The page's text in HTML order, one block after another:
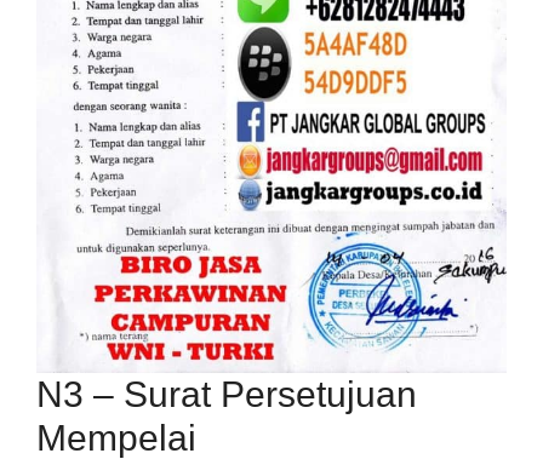
N3 – Surat Persetujuan
Mempelai